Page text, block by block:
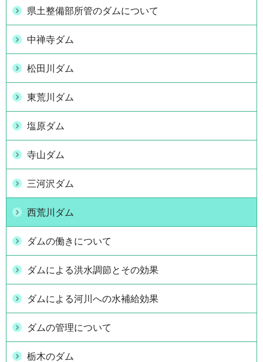
県土整備部所管のダムについて
中禅寺ダム
松田川ダム
東荒川ダム
塩原ダム
寺山ダム
三河沢ダム
西荒川ダム
ダムの働きについて
ダムによる洪水調節とその効果
ダムによる河川への水補給効果
ダムの管理について
栃木のダム